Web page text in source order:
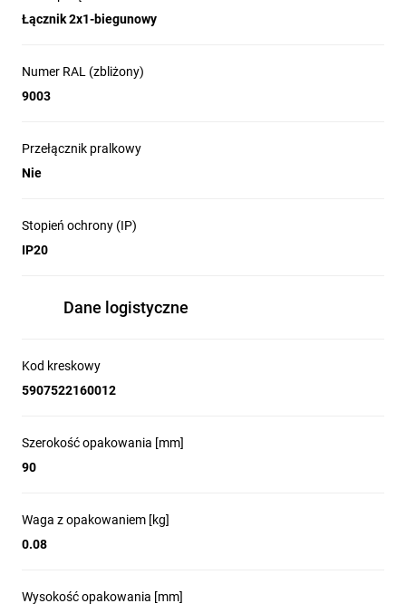
Łącznik 2x1-biegunowy
Numer RAL (zbliżony)
9003
Przełącznik pralkowy
Nie
Stopień ochrony (IP)
IP20
Dane logistyczne
Kod kreskowy
5907522160012
Szerokość opakowania [mm]
90
Waga z opakowaniem [kg]
0.08
Wysokość opakowania [mm]